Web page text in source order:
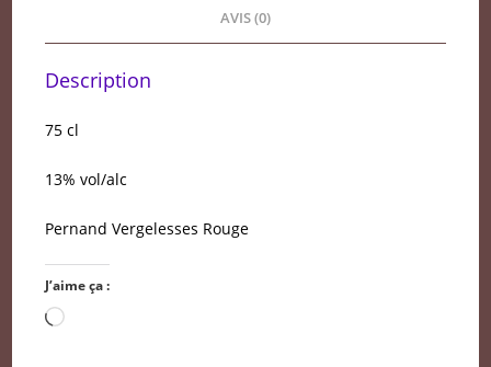
AVIS (0)
Description
75 cl
13% vol/alc
Pernand Vergelesses Rouge
J’aime ça :
Chargement…